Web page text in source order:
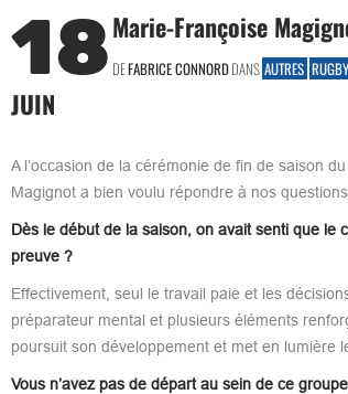
18
JUIN
Marie-Françoise
DEFABRICE CONNORDDANS AUTRES
A l’occasion de la cérémonie de fin de saison
Magignot a bien voulu répondre à nos questions.
Dès le début de la saison, on avait senti que le
preuve ?
Effectivement, seul le travail paie et les
préparateur mental et plusieurs éléments
poursuit son développement et met en lumière
Vous n’avez pas de départ au sein de ce